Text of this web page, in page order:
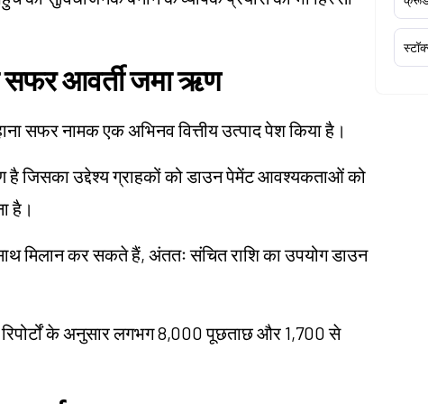
सफर आवर्ती जमा ऋण
सफर नामक एक अभिनव वित्तीय उत्पाद पेश किया है।
जिसका उद्देश्य ग्राहकों को डाउन पेमेंट आवश्यकताओं को
है।
मिलान कर सकते हैं, अंततः संचित राशि का उपयोग डाउन
के अनुसार लगभग 8,000 पूछताछ और 1,700 से